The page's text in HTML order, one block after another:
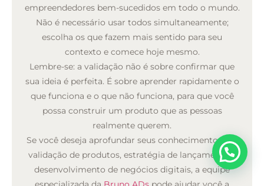
empreendedores bem-sucedidos em todo o mundo.
Não é necessário usar todos simultaneamente;
escolha os que fazem mais sentido para seu
contexto e comece hoje mesmo.
Lembre-se: a validação não é sobre confirmar que
sua ideia é perfeita. É sobre aprender rapidamente o
que funciona e o que não funciona, para que você
possa construir um produto que as pessoas
realmente querem.
Se você deseja aprofundar seus conhecimentos em
validação de produtos, estratégia de lançamento e
desenvolvimento de negócios digitais, a equipe